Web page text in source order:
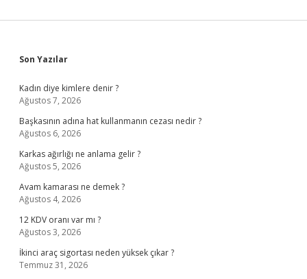
Sidebar
Son Yazılar
Kadın diye kimlere denir ?
Ağustos 7, 2026
Başkasının adına hat kullanmanın cezası nedir ?
Ağustos 6, 2026
Karkas ağırlığı ne anlama gelir ?
Ağustos 5, 2026
Avam kamarası ne demek ?
Ağustos 4, 2026
12 KDV oranı var mı ?
Ağustos 3, 2026
İkinci araç sigortası neden yüksek çıkar ?
Temmuz 31, 2026